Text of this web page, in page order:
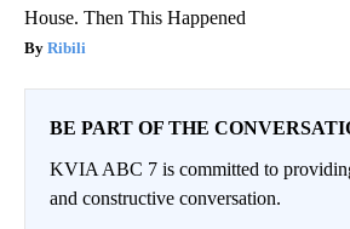
House. Then This Happened
Ribili
BE PART OF THE
KVIA ABC 7 is committed to
and constructive conversation.